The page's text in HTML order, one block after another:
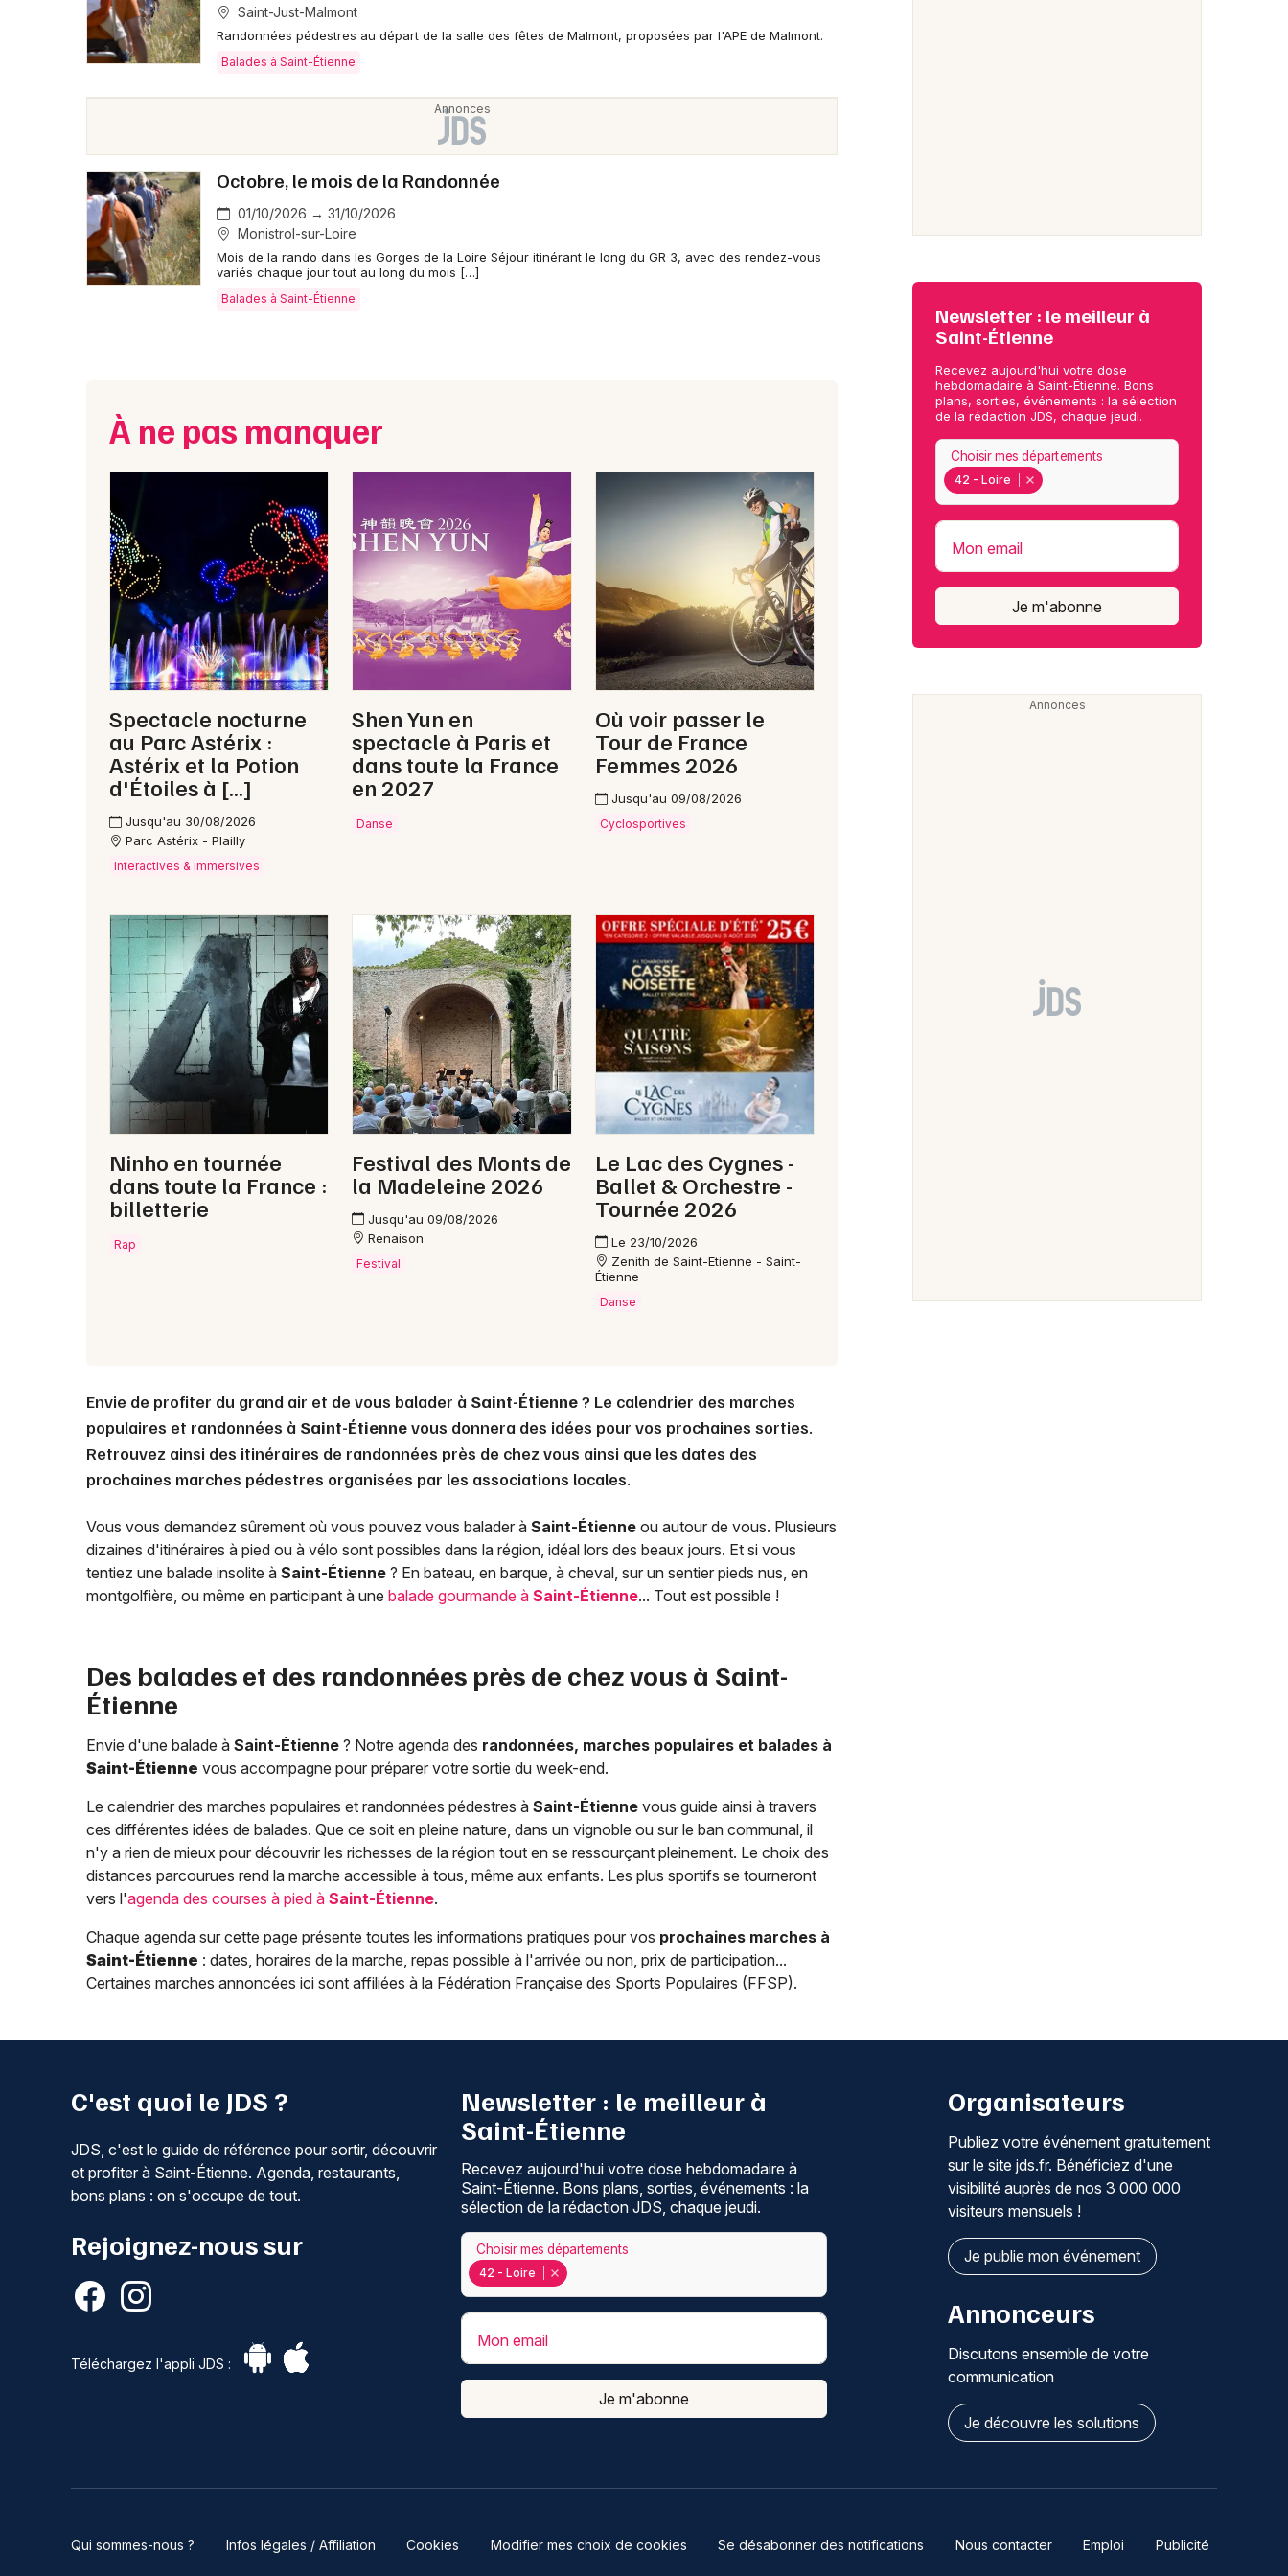
42 - Loire
Mon email
Je m'abonne
Saint-Just-Malmont
Randonnées pédestres au départ de la salle des fêtes de Malmont, proposées par l'APE de Malmont.
Balades à Saint-Étienne
Octobre, le mois de la Randonnée
01/10/2026 → 31/10/2026
Monistrol-sur-Loire
Mois de la rando dans les Gorges de la Loire Séjour itinérant le long du GR 3, avec des rendez-vous
variés chaque jour tout au long du mois […]
Balades à Saint-Étienne
À ne pas manquer
Spectacle nocturne
au Parc Astérix :
Astérix et la Potion
d'Étoiles à […]
Jusqu'au 30/08/2026
Parc Astérix - Plailly
Interactives & immersives
Shen Yun en
spectacle à Paris et
dans toute la France
en 2027
Danse
Où voir passer le
Tour de France
Femmes 2026
Jusqu'au 09/08/2026
Cyclosportives
Ninho en tournée
dans toute la France :
billetterie
Rap
Festival des Monts de
la Madeleine 2026
Jusqu'au 09/08/2026
Renaison
Festival
Le Lac des Cygnes -
Ballet & Orchestre -
Tournée 2026
Le 23/10/2026
Zenith de Saint-Etienne - Saint-
Étienne
Danse
Envie de profiter du grand air et de vous balader à Saint-Étienne? Le calendrier des marches
populaires et randonnées à Saint-Étiennevous donnera des idées pour vos prochaines sorties.
Retrouvez ainsi des itinéraires de randonnées près de chez vous ainsi que les dates des
prochaines marches pédestres organisées par les associations locales.
Vous vous demandez sûrement où vous pouvez vous balader à Saint-Étienne ou autour de vous. Plusieurs
dizaines d'itinéraires à pied ou à vélo sont possibles dans la région, idéal lors des beaux jours. Et si vous
tentiez une balade insolite à Saint-Étienne ? En bateau, en barque, à cheval, sur un sentier pieds nus, en
montgolfière, ou même en participant à une balade gourmande à Saint-Étienne... Tout est possible !
Des balades et des randonnées près de chez vous à Saint-
Étienne
Envie d'une balade à Saint-Étienne ? Notre agenda des randonnées, marches populaires et balades à
Saint-Étienne vous accompagne pour préparer votre sortie du week-end.
Le calendrier des marches populaires et randonnées pédestres à Saint-Étienne vous guide ainsi à travers
ces différentes idées de balades. Que ce soit en pleine nature, dans un vignoble ou sur le ban communal, il
n'y a rien de mieux pour découvrir les richesses de la région tout en se ressourçant pleinement. Le choix des
distances parcourues rend la marche accessible à tous, même aux enfants. Les plus sportifs se tourneront
vers l'agenda des courses à pied à Saint-Étienne.
Chaque agenda sur cette page présente toutes les informations pratiques pour vos prochaines marches à
Saint-Étienne : dates, horaires de la marche, repas possible à l'arrivée ou non, prix de participation...
Certaines marches annoncées ici sont affiliées à la Fédération Française des Sports Populaires (FFSP).
Newsletter : le meilleur à
Saint-Étienne
Recevez aujourd'hui votre dose
hebdomadaire à Saint-Étienne. Bons
plans, sorties, événements : la sélection
de la rédaction JDS, chaque jeudi.
42 - Loire
Choisir mes départements
Mon email
Je m'abonne
C'est quoi le JDS ?
JDS, c'est le guide de référence pour sortir, découvrir
et profiter à Saint-Étienne. Agenda, restaurants,
bons plans : on s'occupe de tout.
Rejoignez-nous sur
Téléchargez l'appli JDS :
Newsletter : le meilleur à
Saint-Étienne
Recevez aujourd'hui votre dose hebdomadaire à
Saint-Étienne. Bons plans, sorties, événements : la
sélection de la rédaction JDS, chaque jeudi.
42 - Loire
Choisir mes départements
Mon email
Je m'abonne
Organisateurs
Publiez votre événement gratuitement
sur le site jds.fr. Bénéficiez d'une
visibilité auprès de nos 3 000 000
visiteurs mensuels !
Je publie mon événement
Annonceurs
Discutons ensemble de votre
communication
Je découvre les solutions
Qui sommes-nous ? Infos légales / Affiliation Cookies Modifier mes choix de cookies Se désabonner des notifications Nous contacter Emploi Publicité